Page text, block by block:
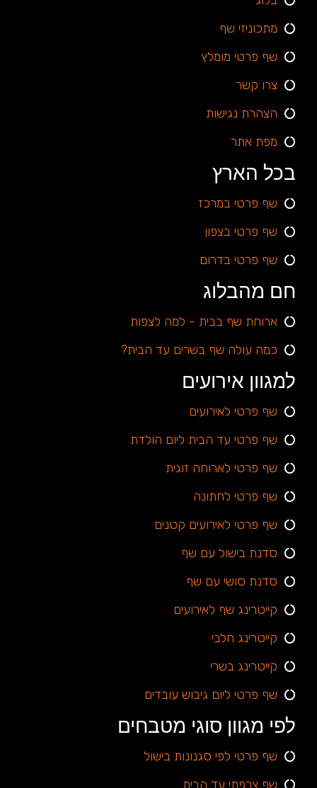
מתכוניזי שף
שף פרטי מומלץ
צרו קשר
הצהרת נגישות
מפת אתר
בכל הארץ
שף פרטי במרכז
שף פרטי בצפון
שף פרטי בדרום
חם מהבלוג
ארוחת שף בבית - למה לצפות
כמה עולה שף בשרים עד הבית?
למגוון אירועים
שף פרטי לאירועים
שף פרטי עד הבית ליום הולדת
שף פרטי לארוחה זוגית
שף פרטי לחתונה
שף פרטי לאירועים קטנים
סדנת בישול עם שף
סדנת סושי עם שף
קייטרינג שף לאירועים
קייטרינג חלבי
קייטרינג בשרי
שף פרטי ליום גיבוש עובדים
לפי מגוון סוגי מטבחים
שף פרטי לפי סגנונות בישול
שף צרפתי עד הבית